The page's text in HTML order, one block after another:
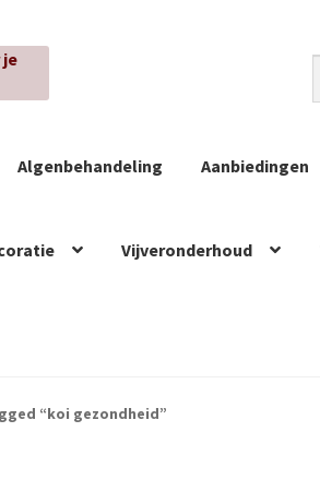
Algenbehandeling Aanbiedingen
Vijveronderhoud
“koi gezondheid”